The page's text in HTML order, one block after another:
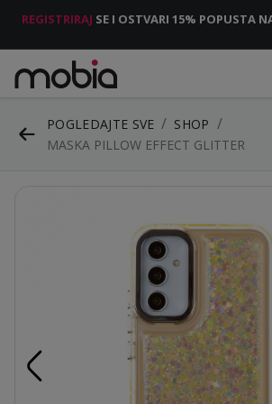
REGISTRIRAJ SE I OSTVARI 15% POPUSTA
POGLEDAJTE SVE
SHOP
MASKA PILLOW EFFECT GLITTER